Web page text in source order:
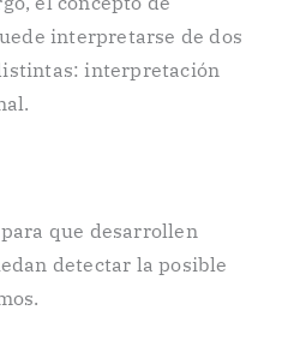
interpretarse de dos
interpretación
que desarrollen
detectar la posible